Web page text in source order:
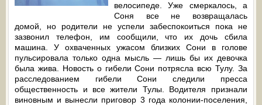
велосипеде. Уже смеркалось, а
Соня все не возвращалась
домой, но родители не успели забеспокоиться пока не
зазвонил телефон, им сообщили, что их дочь сбила
машина. У охваченных ужасом близких Сони в голове
пульсировала только одна мысль — лишь бы их девочка
была жива. Новость о гибели Сони потрясла всю Тулу. За
расследованием гибели Сони следили пресса
общественность и все жители Тулы. Водителя признали
виновным и вынесли приговор 3 года колонии-поселения,